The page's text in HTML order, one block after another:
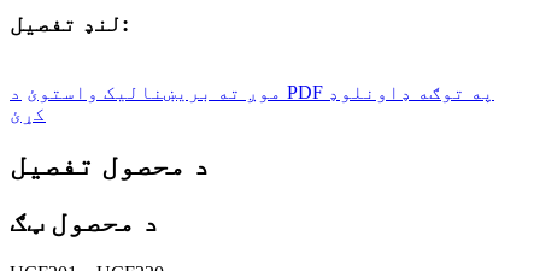
لنډ تفصیل:
موږ ته بریښنالیک واستوئ د PDF په توګه ډاونلوډ
کړئ
د محصول تفصیل
د محصول ټګ